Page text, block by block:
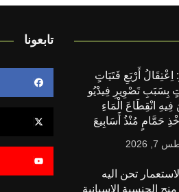
اِعْتِقَالُ أَرْبَعِ فَتَيَاتٍ
بِسَبَبِ تَصْوِيرِ فِيدْيُو
انْقِطَاعَ الْمَاءِ
حَمَّامٍ مُنْذُ أَسَابِيعَ
2026
تحن اليه
الجنسية الإسبانية
تابعونا